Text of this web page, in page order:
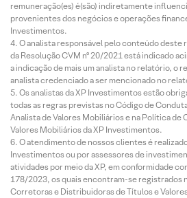
remuneração(es) é(são) indiretamente
provenientes dos negócios e operações
Investimentos.
O analista responsável pelo conteúdo
da Resolução CVM nº 20/2021 está indicado
a indicação de mais um analista no relatório, o
analista credenciado a ser mencionado no
Os analistas da XP Investimentos estão
todas as regras previstas no Código de
Analista de Valores Mobiliários e na Política de
Valores Mobiliários da XP Investimentos.
O atendimento de nossos clientes é
Investimentos ou por assessores de
atividades por meio da XP, em conformidade
178/2023, os quais encontram-se registrados
Corretoras e Distribuidoras de Títulos e